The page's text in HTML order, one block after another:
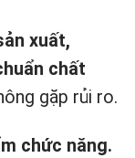
xuất,
chất
gặp rủi ro.
chức năng.